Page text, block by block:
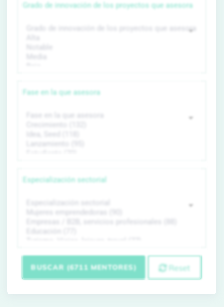
Grado de innovación de los proyectos que asesora
Fase en la que asesora
Especialización sectorial
BUSCAR (6711 MENTORES) Reset